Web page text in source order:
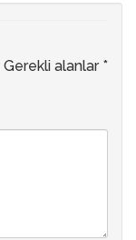
Gerekli alanlar *